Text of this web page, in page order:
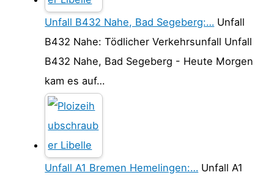
Unfall B432 Nahe, Bad Segeberg:… Unfall
B432 Nahe: Tödlicher Verkehrsunfall Unfall
B432 Nahe, Bad Segeberg - Heute Morgen
kam es auf…
Unfall A1 Bremen Hemelingen:… Unfall A1